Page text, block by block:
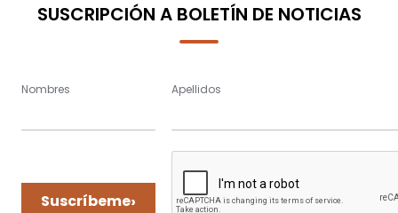
SUSCRIPCIÓN A BOLETÍN DE NOTICIAS
Nombres Apellidos
Suscríbeme›